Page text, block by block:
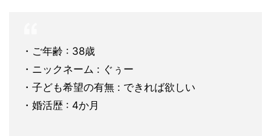
・ご年齢 : 38歳
・ニックネーム : ぐぅー
・子ども希望の有無 : できれば欲しい
・婚活歴 : 4か月